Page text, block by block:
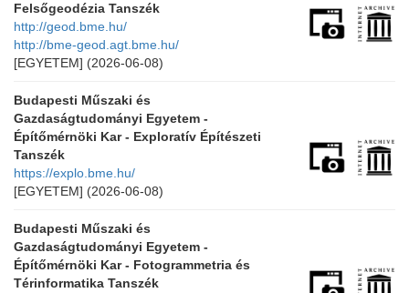
Felsőgeodézia Tanszék
http://geod.bme.hu/
http://bme-geod.agt.bme.hu/
[EGYETEM] (2026-06-08)
Budapesti Műszaki és
Gazdaságtudományi Egyetem -
Építőmérnöki Kar - Exploratív Építészeti
Tanszék
https://explo.bme.hu/
[EGYETEM] (2026-06-08)
Budapesti Műszaki és
Gazdaságtudományi Egyetem -
Építőmérnöki Kar - Fotogrammetria és
Térinformatika Tanszék